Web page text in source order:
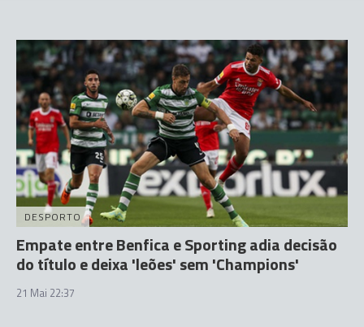
DESPORTO
Empate entre Benfica e Sporting adia decisão
do título e deixa 'leões' sem 'Champions'
21 Mai 22:37